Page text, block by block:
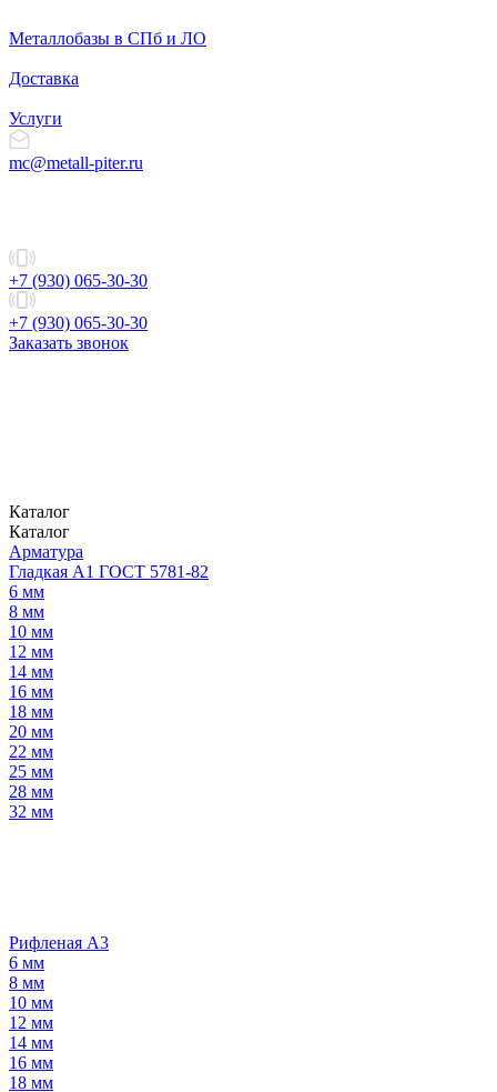
Металлобазы в СПб и ЛО
Доставка
Услуги
mc@metall-piter.ru
+7 (930) 065-30-30
+7 (930) 065-30-30
Заказать звонок
Каталог
Каталог
Арматура
Гладкая А1 ГОСТ 5781-82
6 мм
8 мм
10 мм
12 мм
14 мм
16 мм
18 мм
20 мм
22 мм
25 мм
28 мм
32 мм
Рифленая А3
6 мм
8 мм
10 мм
12 мм
14 мм
16 мм
18 мм